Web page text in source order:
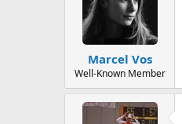
Marcel Vos
Well-Known Member